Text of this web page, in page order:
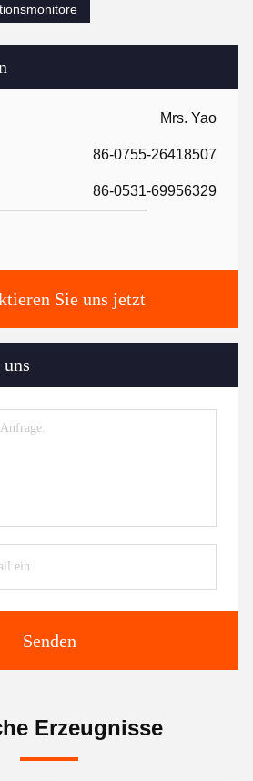
Mrs. Yao
86-0755-26418507
86-0531-69956329
Sie uns jetzt
Senden
Erzeugnisse